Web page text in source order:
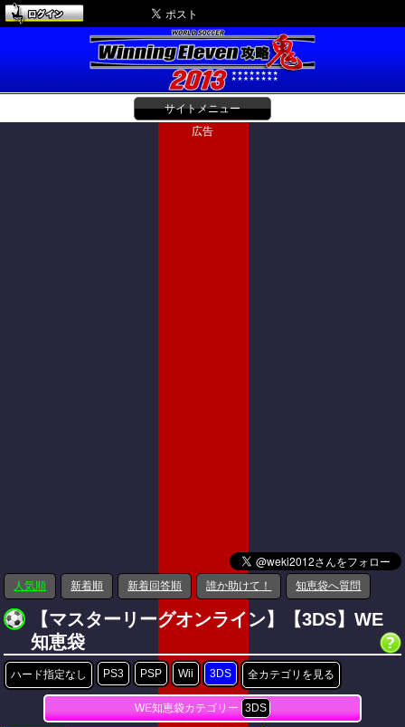
サイトメニュー
広告
人気順 新着順 新着回答順 誰か助けて！ 知恵袋へ質問
【マスターリーグオンライン】【3DS】WE
知恵袋
ハード指定なし PS3 PSP Wii 3DS 全カテゴリを見る
WE知恵袋カテゴリー 3DS